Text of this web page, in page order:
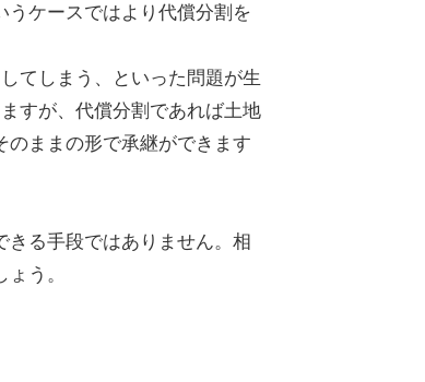
うケースではより代償分割を
てしまう、といった問題が生
すが、代償分割であれば土地
ままの形で承継ができます
きる手段ではありません。相
う。